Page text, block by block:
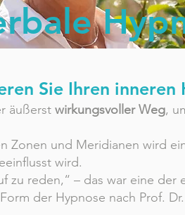
Sie Ihren inneren
äußerst wirkungsvoller Weg,
Zonen und Meridianen wird
wird.
zu reden,“ – das war eine
der Hypnose nach Prof.